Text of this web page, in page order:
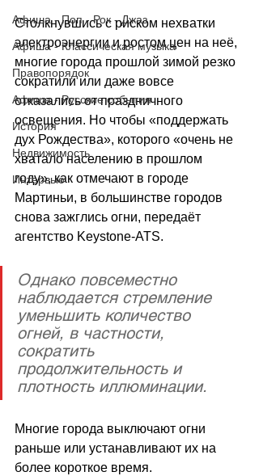
Афиша - Поп - Рок - Джаз
Афиша - Классическая музыка
Правопорядок
Афиша - Русские события
История
Недвижимость
Интервью
Столкнувшись с риском нехватки
электроэнергии и ростом цен на неё,
многие города прошлой зимой резко
сократили или даже вовсе
отказались от праздничного
освещения. Но чтобы «поддержать
дух Рождества», которого «очень не
хватало населению в прошлом
году», как отмечают в городе
Мартиньи, в большинстве городов
снова зажглись огни, передаёт
агентство Keystone-ATS.
Однако повсеместно
наблюдается стремление
уменьшить количество
огней, в частности,
сократить
продолжительность и
плотность иллюминации.
Многие города выключают огни
раньше или устанавливают их на
более короткое время.